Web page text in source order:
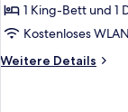
1 King-Bett und 1
Kostenloses WLAN
Weitere Details
Weitere